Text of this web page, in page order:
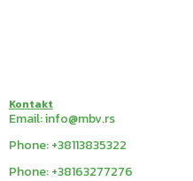
Kontakt
Email: info@mbv.rs
Phone: +38113835322
Phone: +38163277276